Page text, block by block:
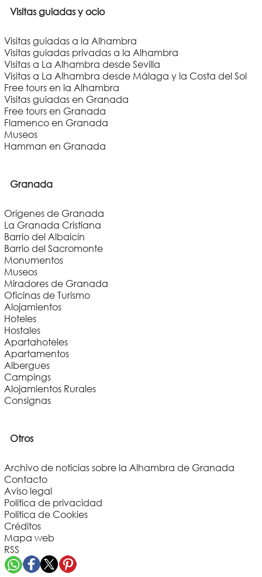
Visitas guiadas y ocio
Visitas guiadas a la Alhambra
Visitas guiadas privadas a la Alhambra
Visitas a La Alhambra desde Sevilla
Visitas a La Alhambra desde Málaga y la Costa del Sol
Free tours en la Alhambra
Visitas guiadas en Granada
Free tours en Granada
Flamenco en Granada
Museos
Hamman en Granada
Granada
Orígenes de Granada
La Granada Cristiana
Barrio del Albaicín
Barrio del Sacromonte
Monumentos
Museos
Miradores de Granada
Oficinas de Turismo
Alojamientos
Hoteles
Hostales
Apartahoteles
Apartamentos
Albergues
Campings
Alojamientos Rurales
Consignas
Otros
Archivo de noticias sobre la Alhambra de Granada
Contacto
Aviso legal
Política de privacidad
Política de Cookies
Créditos
Mapa web
RSS